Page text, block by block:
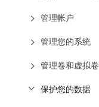
管理帐户
管理您的系统
管理卷和虚拟卷
保护您的数据